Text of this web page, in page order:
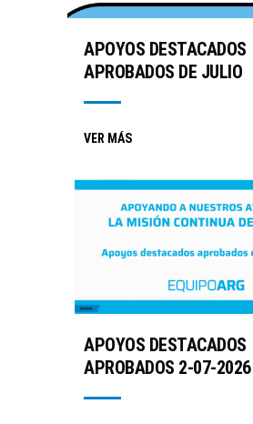
APOYOS DESTACADOS
APROBADOS DE JULIO
VER MÁS
APOYOS DESTACADOS
APROBADOS 2-07-2026